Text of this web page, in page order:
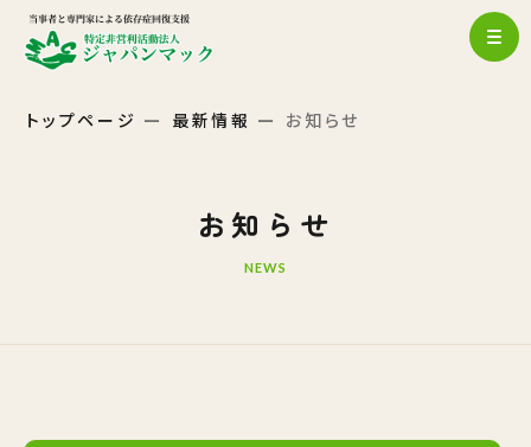
トップページ 最新情報 お知らせ
お知らせ
NEWS